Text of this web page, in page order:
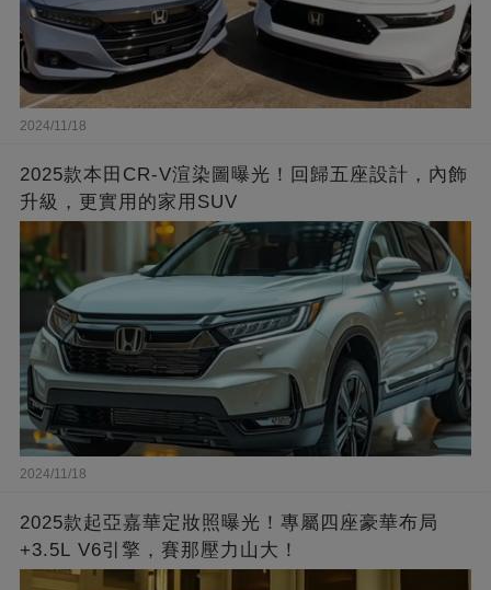
2024/11/18
2025款本田CR-V渲染圖曝光！回歸五座設計，內飾
升級，更實用的家用SUV
2024/11/18
2025款起亞嘉華定妝照曝光！專屬四座豪華布局
+3.5L V6引擎，賽那壓力山大！